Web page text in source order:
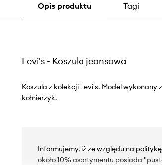
Opis produktu Tagi
Levi's - Koszula jeansowa
Koszula z kolekcji Levi's. Model wykonany
kołnierzyk.
Informujemy, iż ze względu na
około 10% asortymentu posiada